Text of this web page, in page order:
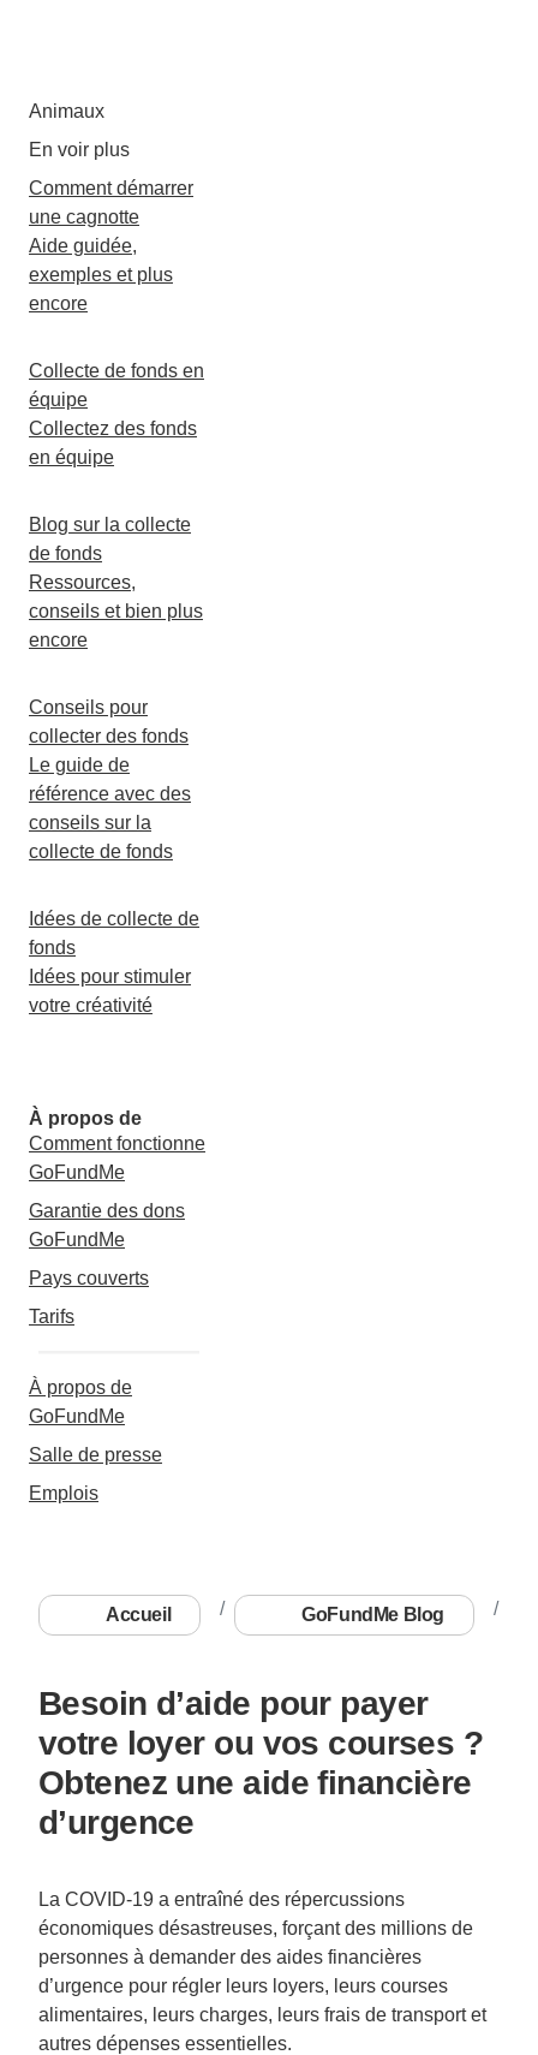
Animaux
En voir plus
Comment démarrer
une cagnotte
Aide guidée,
exemples et plus
encore
Collecte de fonds en
équipe
Collectez des fonds
en équipe
Blog sur la collecte
de fonds
Ressources,
conseils et bien plus
encore
Conseils pour
collecter des fonds
Le guide de
référence avec des
conseils sur la
collecte de fonds
Idées de collecte de
fonds
Idées pour stimuler
votre créativité
À propos de
Comment fonctionne
GoFundMe
Garantie des dons
GoFundMe
Pays couverts
Tarifs
À propos de
GoFundMe
Salle de presse
Emplois
Accueil GoFundMe Blog
Besoin d’aide pour payer
votre loyer ou vos courses ?
Obtenez une aide financière
d’urgence
La COVID-19 a entraîné des répercussions
économiques désastreuses, forçant des millions de
personnes à demander des aides financières
d’urgence pour régler leurs loyers, leurs courses
alimentaires, leurs charges, leurs frais de transport et
autres dépenses essentielles.